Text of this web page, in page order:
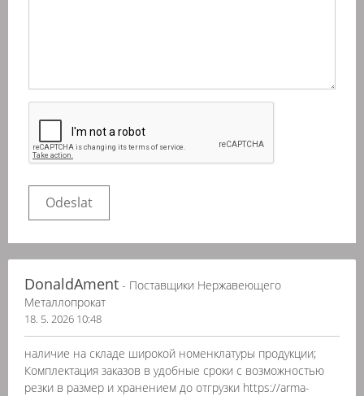
DonaldAment - Поставщики Нержавеющего
Металлопрокат
18. 5. 2026 10:48
наличие на складе широкой номенклатуры продукции;
Комплектация заказов в удобные сроки с возможностью
резки в размер и хранением до отгрузки https://arma-